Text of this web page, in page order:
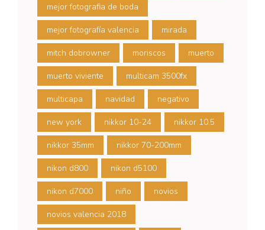
mejor fotografia de boda
mejor fotografía valencia mirada
mitch dobrowner moriscos muerto
muerto viviente multicam 3500fx
multicapa navidad negativo
new york nikkor 10-24 nikkor 10.5
nikkor 35mm nikkor 70-200mm
nikon d800 nikon d5100
nikon d7000 niño novios
novios valencia 2018